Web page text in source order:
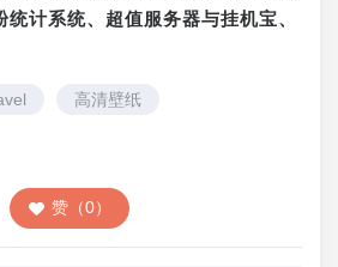
计系统、超值服务器与挂机宝、
高清壁纸
赞（0）